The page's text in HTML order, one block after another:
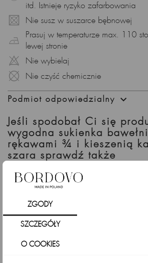
itd. Istnieje ryzyko zafarbowania
Nie susz w suszarce bębnowej
Prasuj w temperaturze max. 110
lewej stronie
Nie wybielaj
Nie czyść chemicznie
Podmiot odpowiedzialny 
Jeśli spodobał Ci się
wygodna sukienka
rękawami ¾ i kieszenią
szara sprawdź także
ZGODY
SZCZEGÓŁY
O COOKIES